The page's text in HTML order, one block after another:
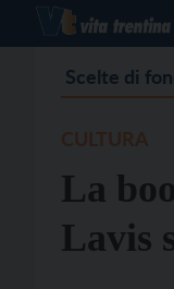
Scelte di
La
Lavis